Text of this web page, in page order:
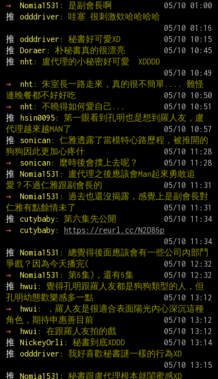
→
Nomia1531 : 是副會長啊
推
odddriver : 哇塞 很刺激欸哈哈哈哈
推
odddriver : 秘書好可愛XD
推
Doraer : 朴秘書真的很漂亮
推
nht : 盧代理的小秘密好可愛  XDDDD
→
nht : 朱室長一路走來，真的很不簡單.... 難怪
連晚餐都不好好吃
→
nht : 不曉得如何愛自己...
推
hsin0095 : 第一眼看到孔明也是想到羅人友，盧
代理越來越MAN了
推
sonican: 仁雅透露了當模特心路歷程，被推開的
狗狗因此更加心疼什
→
sonican: 麼時後會撲上去呢？
推
Nomia1531 : 盧代理之後應該會Man起來勇敢追
愛？不過仁雅跟副會長的
→
Nomia1531 : 過去也還沒揭露，感覺上是副會長對
仁雅有點餘情未了
推
cutybaby : 第六集先公開
→
cutybaby :
https://reurl.cc/N2D86p
推
Nomia1531 : 總覺得後面應該會有一些公司內部鬥
爭戲？因為今天播完(
→
Nomia1531 : 第6集)，還有6集
推
hwui : 覺得孔明跟羅人友都是狗狗類型的人，但
孔明幼態歡樂感多一點
→
hwui : ，羅人友是很適合表面陽光內心深沉這種
角色，期待申惠善目前
→
hwui : 在跟羅人友拍的戲
推
NickeyOrli : 秘書到底XDDD
推
odddriver : 我好喜歡秘書謎一樣的行為XD
推
Nomia1531 : 秘書跟盧代理根本就閨蜜感XD